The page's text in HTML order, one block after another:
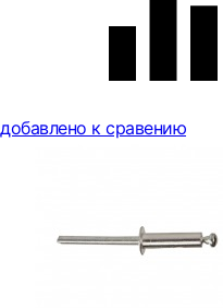
добавлено к сравению